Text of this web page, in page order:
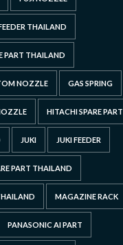
THAILAND
PART THAILAND
NOZZLE GAS SPRING
HITACHI SPARE PART
JUKI JUKI FEEDER
PART THAILAND
MAGAZINE RACK
PANASONIC AI PART